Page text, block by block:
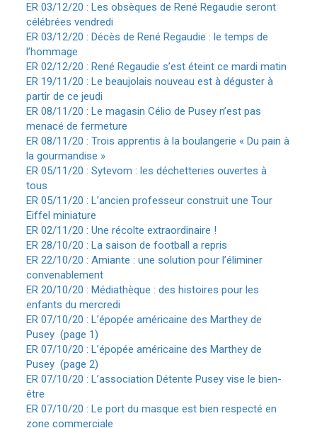
ER 03/12/20 : Les obsèques de René Regaudie seront
célébrées vendredi
ER 03/12/20 : Décès de René Regaudie : le temps de
l’hommage
ER 02/12/20 : René Regaudie s’est éteint ce mardi matin
ER 19/11/20 : Le beaujolais nouveau est à déguster à
partir de ce jeudi
ER 08/11/20 : Le magasin Célio de Pusey n’est pas
menacé de fermeture
ER 08/11/20 : Trois apprentis à la boulangerie « Du pain à
la gourmandise »
ER 05/11/20 : Sytevom : les déchetteries ouvertes à
tous
ER 05/11/20 : L’ancien professeur construit une Tour
Eiffel miniature
ER 02/11/20 : Une récolte extraordinaire !
ER 28/10/20 : La saison de football a repris
ER 22/10/20 : Amiante : une solution pour l’éliminer
convenablement
ER 20/10/20 : Médiathèque : des histoires pour les
enfants du mercredi
ER 07/10/20 : L’épopée américaine des Marthey de
Pusey (page 1)
ER 07/10/20 : L’épopée américaine des Marthey de
Pusey (page 2)
ER 07/10/20 : L’association Détente Pusey vise le bien-
être
ER 07/10/20 : Le port du masque est bien respecté en
zone commerciale